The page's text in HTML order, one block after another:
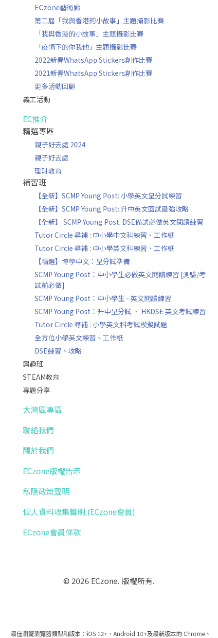
ECzone藝術廊
第二屆「我與香港的小故事」主題攝影比賽
「我與香港的小故事」主題攝影比賽
「疫情下的你我他」主題攝影比賽
2022新春WhatsApp Stickers創作比賽
2021新春WhatsApp Stickers創作比賽
更多活動回顧
義工活動
EC推介
精選專區
親子好去處 2024
親子好去處
理財教育
補習班
【全新】SCMP Young Post: 小學英文呈分試練習
【全新】SCMP Young Post: 升中英文面試最強攻略
【全新】 SCMP Young Post: DSE備試必做英文閱讀練習
Tutor Circle 尋補 : 中小學中文科練習、工作紙
Tutor Circle 尋補 : 中小學英文科練習、工作紙
【精選】博學中文：呈分試準備
SCMP Young Post：中小學生必做英文閱讀練習 [測驗/考
試前必做]
SCMP Young Post：中小學生 - 英文閱讀練習
SCMP Young Post：升中呈分試 、 HKDSE 英文考試練習
Tutor Circle 尋補 : 小學英文科考試模擬試題
全方位小學英文練習、工作紙
DSE練習、攻略
興趣班
STEAM教育
專題分享
大灣區專區
聯絡我們
關於我們
ECzone版權告示
私隱政策聲明
個人資料收集聲明 (ECzone會員)
ECzone會員條款
© 2026 ECzone. 版權所有.
最佳瀏覽瀏覽器類型和版本：iOS 12+、Android 10+及最新版本的 Chrome、